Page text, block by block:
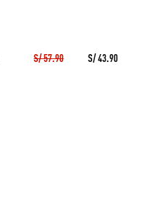
S/ 57.90 S/ 43.90